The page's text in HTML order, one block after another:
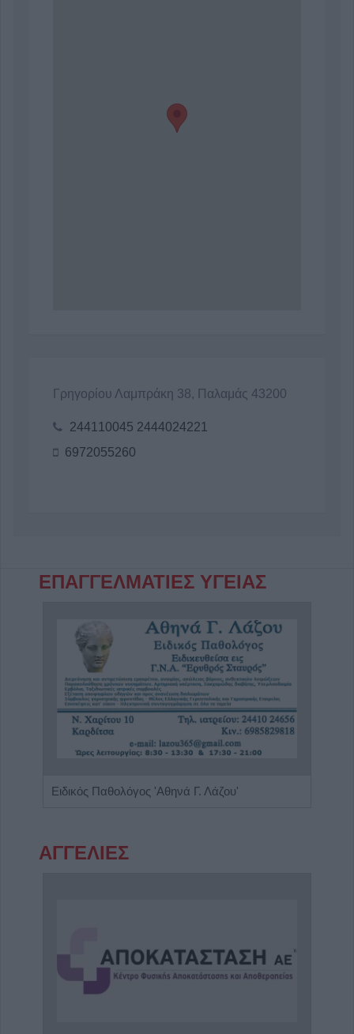
Γρηγορίου Λαμπράκη 38, Παλαμάς 43200
244110045 2444024221
6972055260
ΕΠΑΓΓΕΛΜΑΤΙΕΣ ΥΓΕΙΑΣ
Ειδικός Παθολόγος 'Αθηνά Γ. Λάζου'
ΑΓΓΕΛΙΕΣ